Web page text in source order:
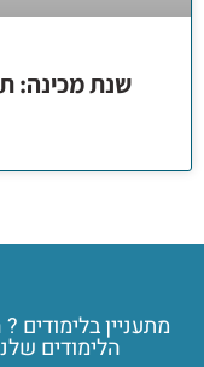
שנת מכינה:
מתעניין בלימודים
הלימודים